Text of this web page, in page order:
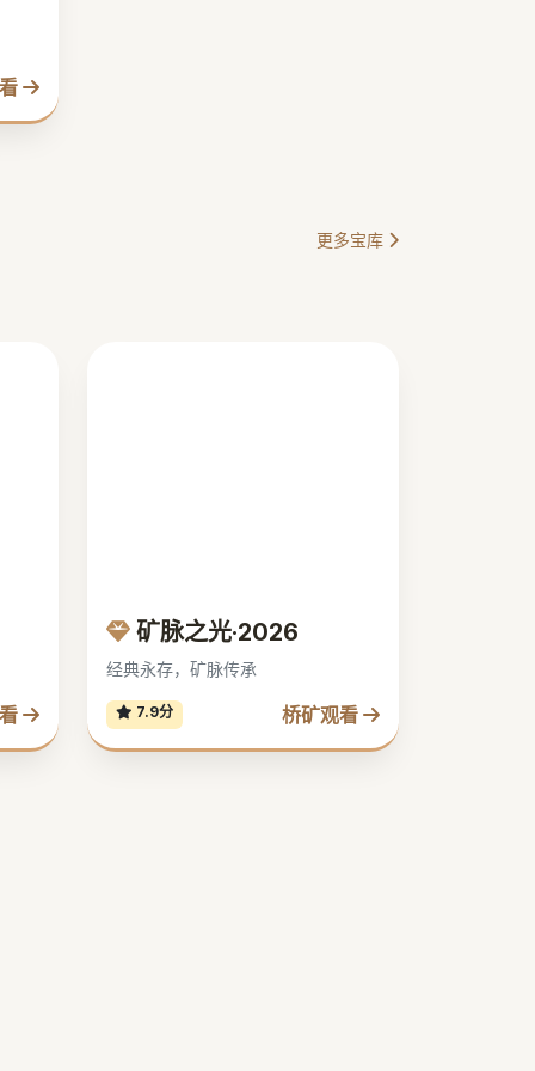
更多宝库
矿脉之光·2026
经典永存，矿脉传承
7.9分 桥矿观看